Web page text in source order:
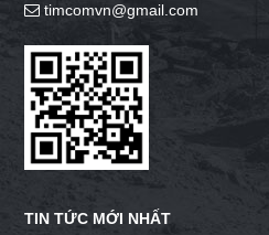
timcomvn@gmail.com
TIN TỨC MỚI NHẤT